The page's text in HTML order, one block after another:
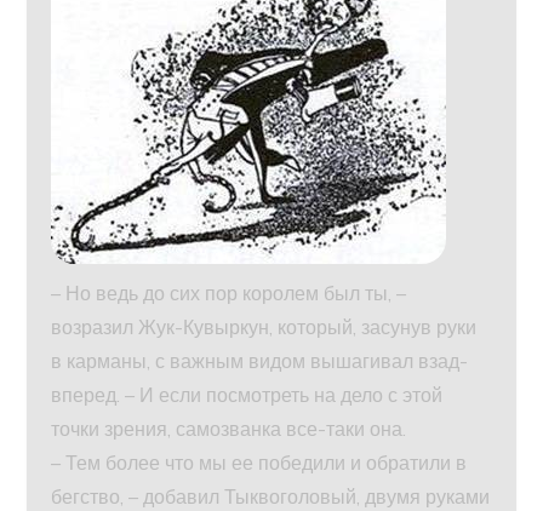
– Но ведь до сих пор королем был ты, –
возразил Жук-Кувыркун, который, засунув руки
в карманы, с важным видом вышагивал взад-
вперед. – И если посмотреть на дело с этой
точки зрения, самозванка все-таки она.
– Тем более что мы ее победили и обратили в
бегство, – добавил Тыквоголовый, двумя руками